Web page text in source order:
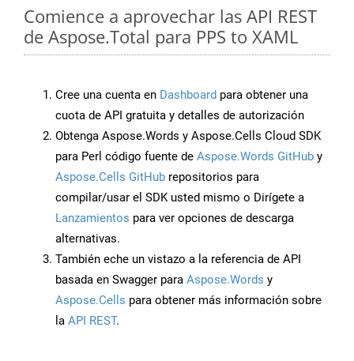
Comience a aprovechar las API REST
de Aspose.Total para PPS to XAML
Cree una cuenta en Dashboard para obtener una
cuota de API gratuita y detalles de autorización
Obtenga Aspose.Words y Aspose.Cells Cloud SDK
para Perl código fuente de Aspose.Words GitHub y
Aspose.Cells GitHub repositorios para
compilar/usar el SDK usted mismo o Dirígete a
Lanzamientos para ver opciones de descarga
alternativas.
También eche un vistazo a la referencia de API
basada en Swagger para Aspose.Words y
Aspose.Cells para obtener más información sobre
la API REST.